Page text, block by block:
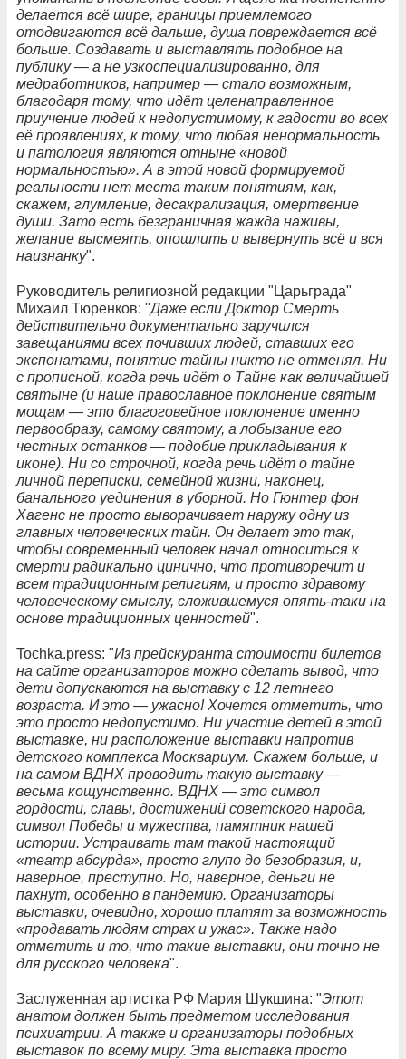
делается всё шире, границы приемлемого
отодвигаются всё дальше, душа повреждается всё
больше. Создавать и выставлять подобное на
публику — а не узкоспециализированно, для
медработников, например — стало возможным,
благодаря тому, что идёт целенаправленное
приучение людей к недопустимому, к гадости во всех
её проявлениях, к тому, что любая ненормальность
и патология являются отныне «новой
нормальностью». А в этой новой формируемой
реальности нет места таким понятиям, как,
скажем, глумление, десакрализация, омертвение
души. Зато есть безграничная жажда наживы,
желание высмеять, опошлить и вывернуть всё и вся
наизнанку".
Руководитель религиозной редакции "Царьграда"
Михаил Тюренков: "Даже если Доктор Смерть
действительно документально заручился
завещаниями всех почивших людей, ставших его
экспонатами, понятие тайны никто не отменял. Ни
с прописной, когда речь идёт о Тайне как величайшей
святыне (и наше православное поклонение святым
мощам — это благоговейное поклонение именно
первообразу, самому святому, а лобызание его
честных останков — подобие прикладывания к
иконе). Ни со строчной, когда речь идёт о тайне
личной переписки, семейной жизни, наконец,
банального уединения в уборной. Но Гюнтер фон
Хагенс не просто выворачивает наружу одну из
главных человеческих тайн. Он делает это так,
чтобы современный человек начал относиться к
смерти радикально цинично, что противоречит и
всем традиционным религиям, и просто здравому
человеческому смыслу, сложившемуся опять-таки на
основе традиционных ценностей".
Tochka.press: "Из прейскуранта стоимости билетов
на сайте организаторов можно сделать вывод, что
дети допускаются на выставку с 12 летнего
возраста. И это — ужасно! Хочется отметить, что
это просто недопустимо. Ни участие детей в этой
выставке, ни расположение выставки напротив
детского комплекса Москвариум. Скажем больше, и
на самом ВДНХ проводить такую выставку —
весьма кощунственно. ВДНХ — это символ
гордости, славы, достижений советского народа,
символ Победы и мужества, памятник нашей
истории. Устраивать там такой настоящий
«театр абсурда», просто глупо до безобразия, и,
наверное, преступно. Но, наверное, деньги не
пахнут, особенно в пандемию. Организаторы
выставки, очевидно, хорошо платят за возможность
«продавать людям страх и ужас». Также надо
отметить и то, что такие выставки, они точно не
для русского человека".
Заслуженная артистка РФ Мария Шукшина: "Этот
анатом должен быть предметом исследования
психиатрии. А также и организаторы подобных
выставок по всему миру. Эта выставка просто